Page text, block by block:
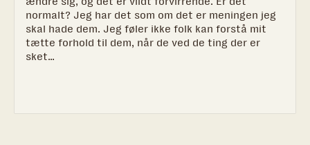
normalt? Jeg har det som om det er meningen jeg
skal hade dem. Jeg føler ikke folk kan forstå mit
tætte forhold til dem, når de ved de ting der er
sket…